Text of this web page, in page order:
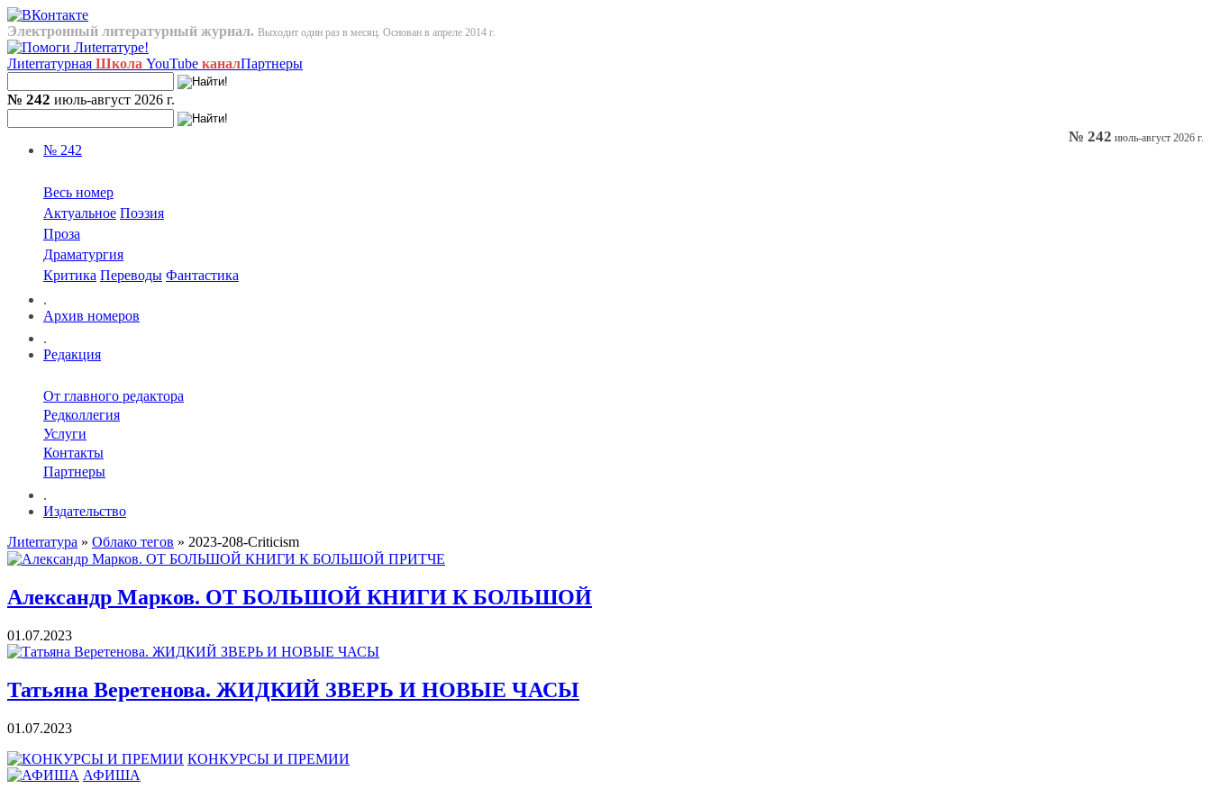
Электронный литературный журнал. Выходит один раз в месяц. Основан в апреле 2014 г.
Лиterraтурная Школа YouTube каналПартнеры
№ 242 июль-август 2026 г.
№ 242
Весь номер
Актуальное Поэзия
Проза
Драматургия
Критика Переводы Фантастика
.
Архив номеров
.
Редакция
От главного редактора
Редколлегия
Услуги
Контакты
Партнеры
.
Издательство
№ 242 июль-август 2026 г.
Лиterraтура » Облако тегов » 2023-208-Criticism
Александр Марков. ОТ БОЛЬШОЙ КНИГИ К БОЛЬШОЙ
01.07.2023
Татьяна Веретенова. ЖИДКИЙ ЗВЕРЬ И НОВЫЕ ЧАСЫ
01.07.2023
КОНКУРСЫ И ПРЕМИИ
АФИША